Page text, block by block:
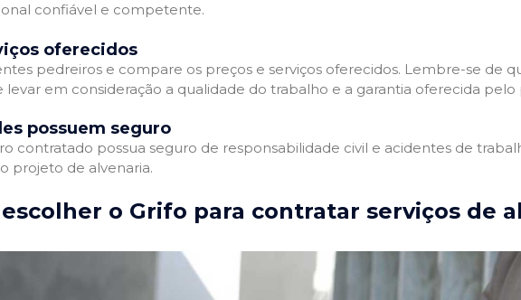
confiável e competente.
oferecidos
pedreiros e compare os preços e serviços oferecidos. Lembre-se de
em consideração a qualidade do trabalho e a garantia oferecida pelo
possuem seguro
contratado possua seguro de responsabilidade civil e acidentes de
projeto de alvenaria.
o Grifo para contratar serviços de